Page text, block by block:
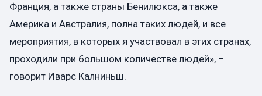
Франция, а также страны Бенилюкса, а также
Америка и Австралия, полна таких людей, и все
мероприятия, в которых я участвовал в этих странах,
проходили при большом количестве людей», –
говорит Иварс Калниньш.